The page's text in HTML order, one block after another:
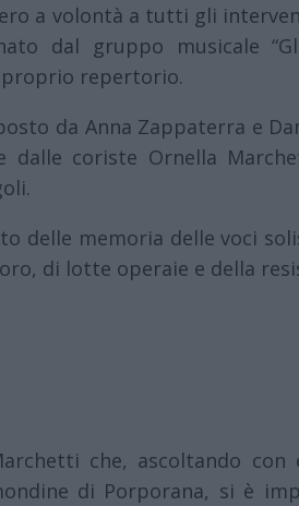
a volontà a tutti gli
dal gruppo musicale
repertorio.
da Anna Zappaterra e
coriste Ornella
delle memoria delle voci
di lotte operaie e della
che, ascoltando con
di Porporana, si è